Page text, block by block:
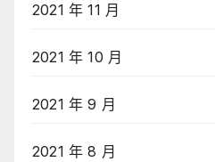
2021 年 11 月
2021 年 10 月
2021 年 9 月
2021 年 8 月